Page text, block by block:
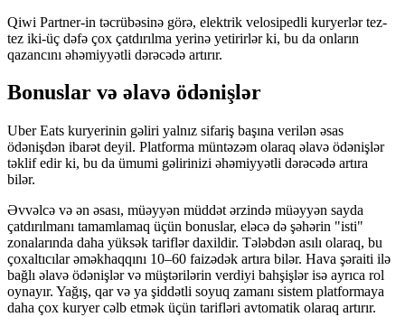
Qiwi Partner-in təcrübəsinə görə, elektrik velosipedli kuryerlər tez-
tez iki-üç dəfə çox çatdırılma yerinə yetirirlər ki, bu da onların
qazancını əhəmiyyətli dərəcədə artırır.
Bonuslar və əlavə ödənişlər
Uber Eats kuryerinin gəliri yalnız sifariş başına verilən əsas
ödənişdən ibarət deyil. Platforma müntəzəm olaraq əlavə ödənişlər
təklif edir ki, bu da ümumi gəlirinizi əhəmiyyətli dərəcədə artıra
bilər.
Əvvəlcə və ən əsası, müəyyən müddət ərzində müəyyən sayda
çatdırılmanı tamamlamaq üçün bonuslar, eləcə də şəhərin "isti"
zonalarında daha yüksək tariflər daxildir. Tələbdən asılı olaraq, bu
çoxaltıcılar əməkhaqqını 10–60 faizədək artıra bilər. Hava şəraiti ilə
bağlı əlavə ödənişlər və müştərilərin verdiyi bahşişlər isə ayrıca rol
oynayır. Yağış, qar və ya şiddətli soyuq zamanı sistem platformaya
daha çox kuryer cəlb etmək üçün tarifləri avtomatik olaraq artırır.